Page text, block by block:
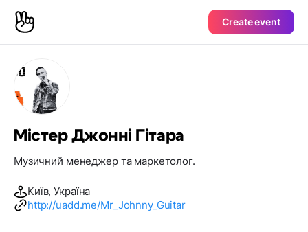
Create event
Містер Джонні Гітара
Музичний менеджер та маркетолог.
Київ, Україна
http://uadd.me/Mr_Johnny_Guitar